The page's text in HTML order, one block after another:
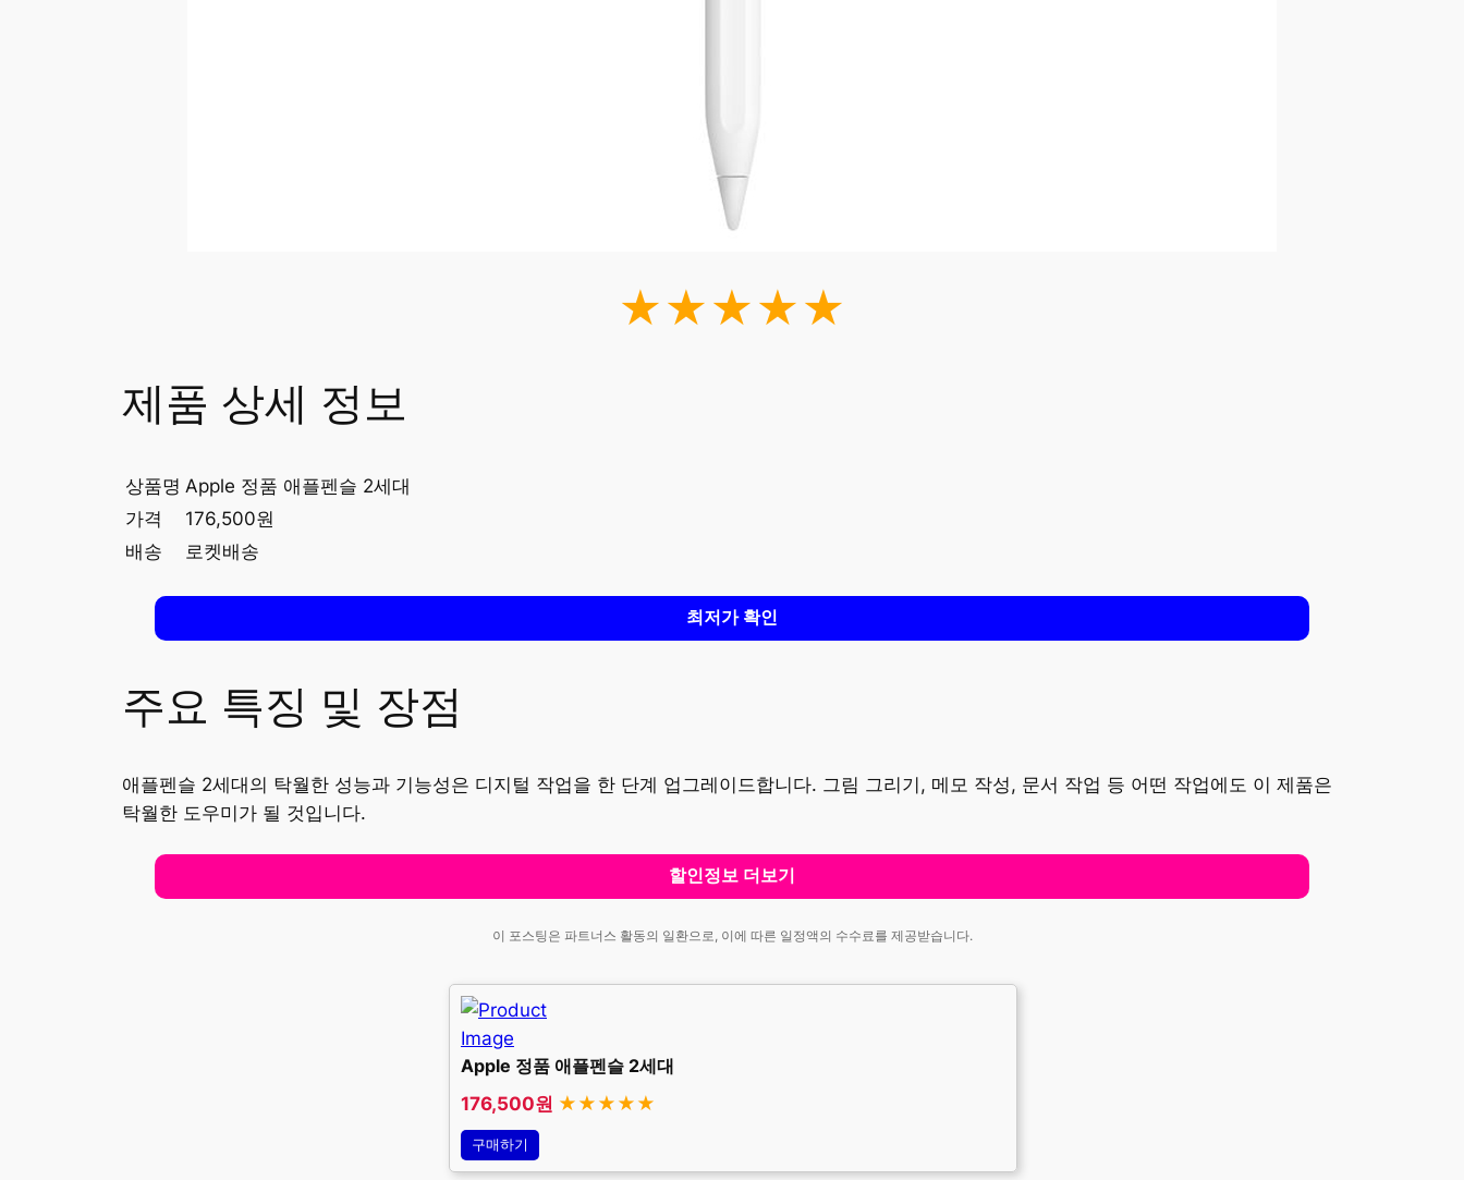
★★★★★
제품 상세 정보
상품명 Apple 정품 애플펜슬 2세대
가격
176,500원
배송
로켓배송
최저가 확인
주요 특징 및 장점
애플펜슬 2세대의 탁월한 성능과 기능성은 디지털 작업을 한 단계 업그레이드합니다. 그림 그리기, 메모 작성, 문서 작업 등 어떤 작업에도 이 제품은
탁월한 도우미가 될 것입니다.
할인정보 더보기
이 포스팅은 파트너스 활동의 일환으로, 이에 따른 일정액의 수수료를 제공받습니다.
Apple 정품 애플펜슬 2세대
176,500원 ★★★★★
구매하기